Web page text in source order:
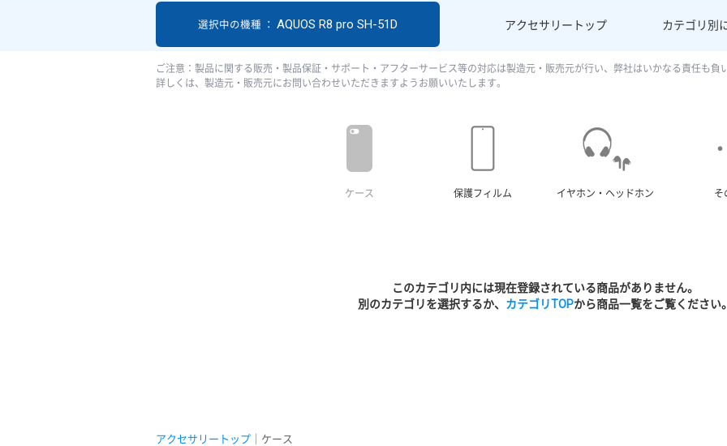
アクセサリー トップ カテゴリ別
選択中の機種 ： AQUOS R8 pro SH-51D
ご注意：製品に関する販売・製品保証・サポート・アフターサービス等の対応は製造元・販売元が行い、弊社はいかなる責任も負
詳しくは、製造元・販売元にお問い合わせいただきますようお願いいたします。
ケース 保護フィルム イヤホン・ヘッドホン そ
このカテゴリ内には現在登録されている商品がありません。
別のカテゴリを選択するか、 カテゴリTOPから商品一覧をご覧ください
アクセサリートップ ｜ケース